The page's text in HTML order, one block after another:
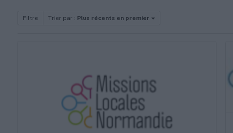
Filtre Trier par : Plus récents en premier